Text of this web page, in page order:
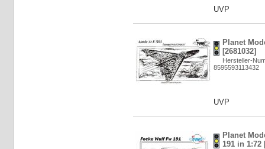
UVP
Planet
[2681032]
Hersteller-
8595593113432
UVP
Planet
191 in 1:72